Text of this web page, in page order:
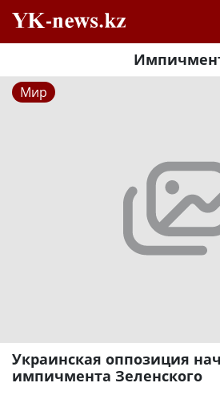
Мир
Украинская оппозиция
импичмента Зеленского